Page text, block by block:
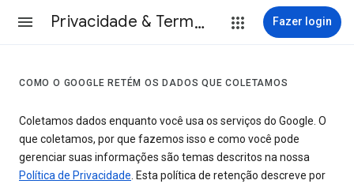
Privacidade & Termos Fazer login
COMO O GOOGLE RETÉM OS DADOS QUE COLETAMOS
Coletamos dados enquanto você usa os serviços do Google. O
que coletamos, por que fazemos isso e como você pode
gerenciar suas informações são temas descritos na nossa
Política de Privacidade. Esta política de retenção descreve por